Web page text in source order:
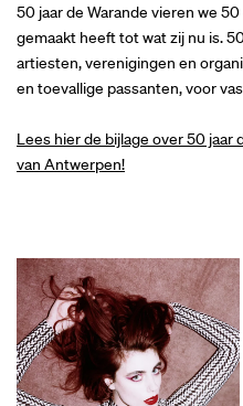
50 jaar de Warande vieren we
gemaakt heeft tot wat zij nu is.
artiesten, verenigingen en
en toevallige passanten, voor
Lees hier de bijlage over 50 jaar
van Antwerpen!